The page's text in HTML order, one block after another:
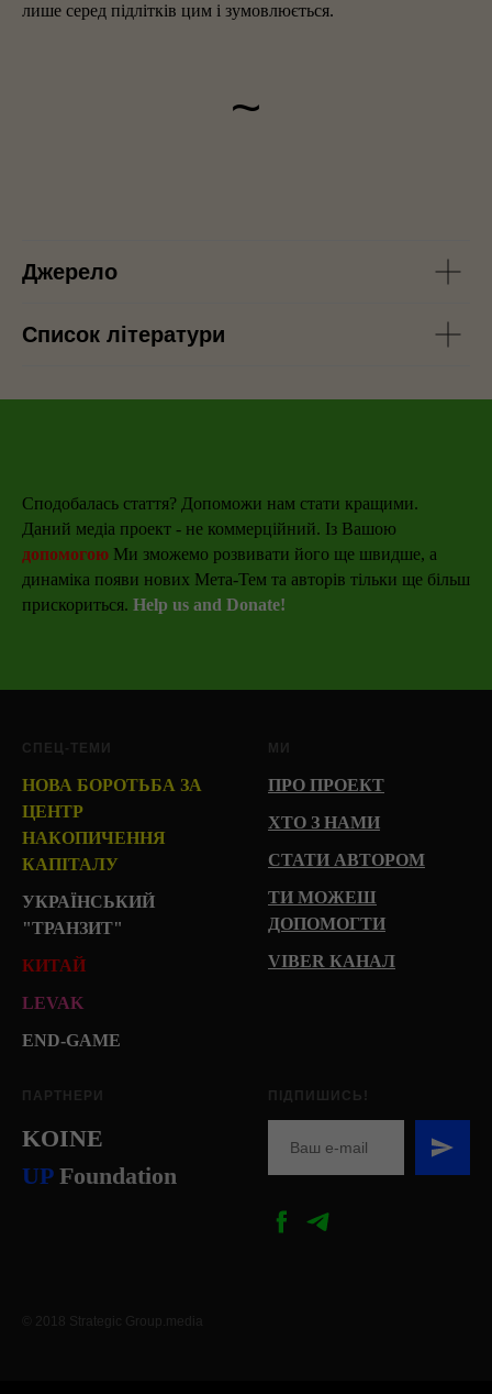
лише серед підлітків цим і зумовлюється.
~
Джерело
Список літератури
Сподобалась стаття? Допоможи нам стати кращими.
Даний медіа проект - не коммерційний. Із Вашою
допомогою Ми зможемо розвивати його ще швидше, а
динаміка появи нових Мета-Тем та авторів тільки ще більш
прискориться. Help us and Donate!
СПЕЦ-ТЕМИ
НОВА БОРОТЬБА ЗА
ЦЕНТР
НАКОПИЧЕННЯ
КАПІТАЛУ
УКРАЇНСЬКИЙ
"ТРАНЗИТ"
КИТАЙ
LEVAK
END-GAME
МИ
ПРО ПРОЕКТ
ХТО З НАМИ
СТАТИ АВТОРОМ
ТИ МОЖЕШ
ДОПОМОГТИ
VIBER КАНАЛ
ПАРТНЕРИ
KOINE
UP Foundation
ПІДПИШИСЬ!
© 2018 Strategic Group.media